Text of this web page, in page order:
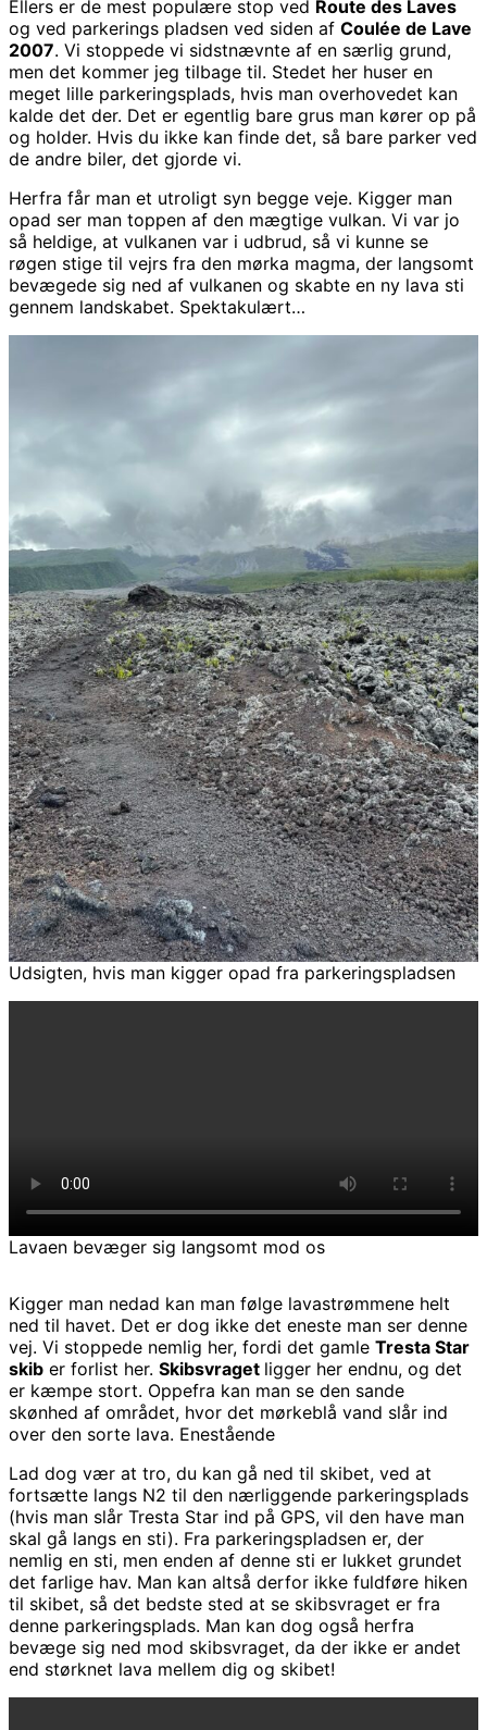
Ellers er de mest populære stop ved Route des Laves
og ved parkerings pladsen ved siden af Coulée de Lave
2007. Vi stoppede vi sidstnævnte af en særlig grund,
men det kommer jeg tilbage til. Stedet her huser en
meget lille parkeringsplads, hvis man overhovedet kan
kalde det der. Det er egentlig bare grus man kører op på
og holder. Hvis du ikke kan finde det, så bare parker ved
de andre biler, det gjorde vi.
Herfra får man et utroligt syn begge veje. Kigger man
opad ser man toppen af den mægtige vulkan. Vi var jo
så heldige, at vulkanen var i udbrud, så vi kunne se
røgen stige til vejrs fra den mørka magma, der langsomt
bevægede sig ned af vulkanen og skabte en ny lava sti
gennem landskabet. Spektakulært…
Udsigten, hvis man kigger opad fra parkeringspladsen
Lavaen bevæger sig langsomt mod os
Kigger man nedad kan man følge lavastrømmene helt
ned til havet. Det er dog ikke det eneste man ser denne
vej. Vi stoppede nemlig her, fordi det gamle Tresta Star
skib er forlist her. Skibsvraget ligger her endnu, og det
er kæmpe stort. Oppefra kan man se den sande
skønhed af området, hvor det mørkeblå vand slår ind
over den sorte lava. Enestående
Lad dog vær at tro, du kan gå ned til skibet, ved at
fortsætte langs N2 til den nærliggende parkeringsplads
(hvis man slår Tresta Star ind på GPS, vil den have man
skal gå langs en sti). Fra parkeringspladsen er, der
nemlig en sti, men enden af denne sti er lukket grundet
det farlige hav. Man kan altså derfor ikke fuldføre hiken
til skibet, så det bedste sted at se skibsvraget er fra
denne parkeringsplads. Man kan dog også herfra
bevæge sig ned mod skibsvraget, da der ikke er andet
end størknet lava mellem dig og skibet!